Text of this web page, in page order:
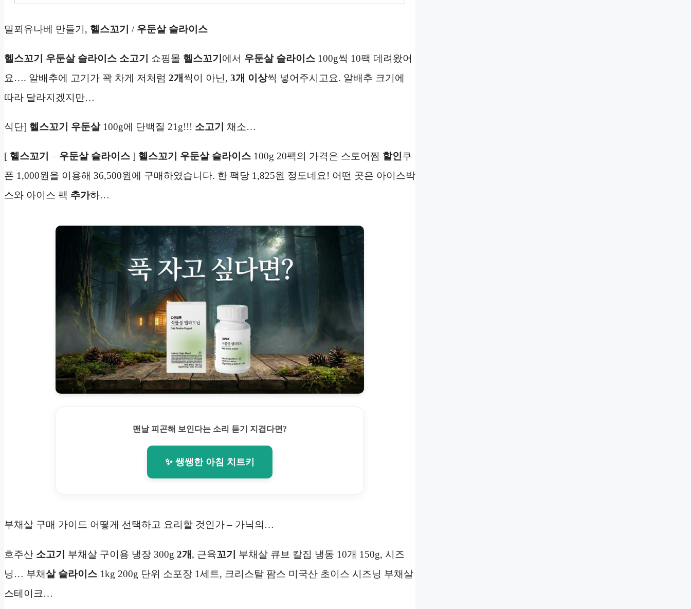
밀푀유나베 만들기, 헬스꼬기 / 우둔살 슬라이스
헬스꼬기 우둔살 슬라이스 소고기 쇼핑몰 헬스꼬기 에서 우둔살 슬라이스 100g씩 10팩 데려왔어
요…. 알배추에 고기가 꽉 차게 저처럼 2개 씩이 아닌, 3개 이상씩 넣어주시고요. 알배추 크기에
따라 달라지겠지만…
식단] 헬스꼬기 우둔살100g에 단백질 21g!!! 소고기 채소…
[ 헬스꼬기 – 우둔살 슬라이스 ] 헬스꼬기 우둔살 슬라이스 100g 20팩의 가격은 스토어찜 할인쿠
폰 1,000원을 이용해 36,500원에 구매하였습니다. 한 팩당 1,825원 정도네요! 어떤 곳은 아이스박
스와 아이스 팩 추가하…
맨날 피곤해 보인다는 소리 듣기 지겹다면?
✨ 쌩쌩한 아침 치트키
부채살 구매 가이드 어떻게 선택하고 요리할 것인가 – 가닉의…
호주산 소고기 부채살 구이용 냉장 300g 2개 , 근육꼬기
부채살 큐브 칼집 냉동 10개 150g, 시즈
닝… 부채살 슬라이스 1kg 200g 단위 소포장 1세트, 크리스탈 팜스 미국산 초이스 시즈닝 부채살
스테이크…